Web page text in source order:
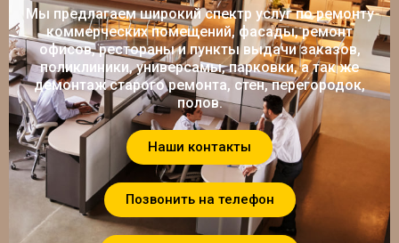
Мы предлагаем широкий спектр услуг по ремонту
коммерческих помещений, фасады, ремонт
офисов, рестораны и пункты выдачи заказов,
поликлиники, универсамы, парковки, а так же
демонтаж старого ремонта, стен, перегородок,
полов.
Наши контакты
Позвонить на телефон